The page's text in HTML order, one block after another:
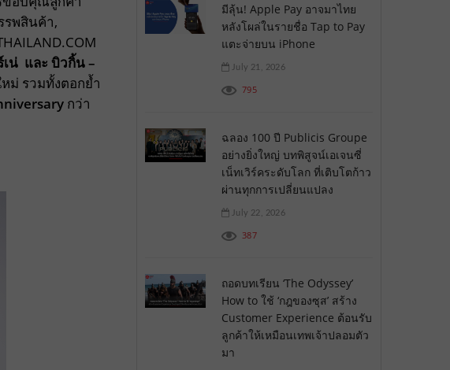
รพสินค้า,
เน่ และ บิวกิ้น–
ม่ รวมทั้งตอกย้ำ
กว่า
มีลุ้น! Apple Pay อาจมาไทย
หลังโผล่ในรายชื่อ Tap to Pay
แตะจ่ายบน iPhone
July 21, 2026
795
ฉลอง 100 ปี Publicis Groupe
อย่างยิ่งใหญ่ บทพิสูจน์เอเจนซี่
เน็ทเวิร์คระดับโลก ที่เติบโตก้าว
ผ่านทุกการเปลี่ยนแปลง
July 22, 2026
387
ถอดบทเรียน ‘The Odyssey’
How to ใช้ ‘กฎของซุส’ สร้าง
Customer Experience ต้อนรับ
ลูกค้าให้เหมือนเทพเจ้าปลอมตัว
มา